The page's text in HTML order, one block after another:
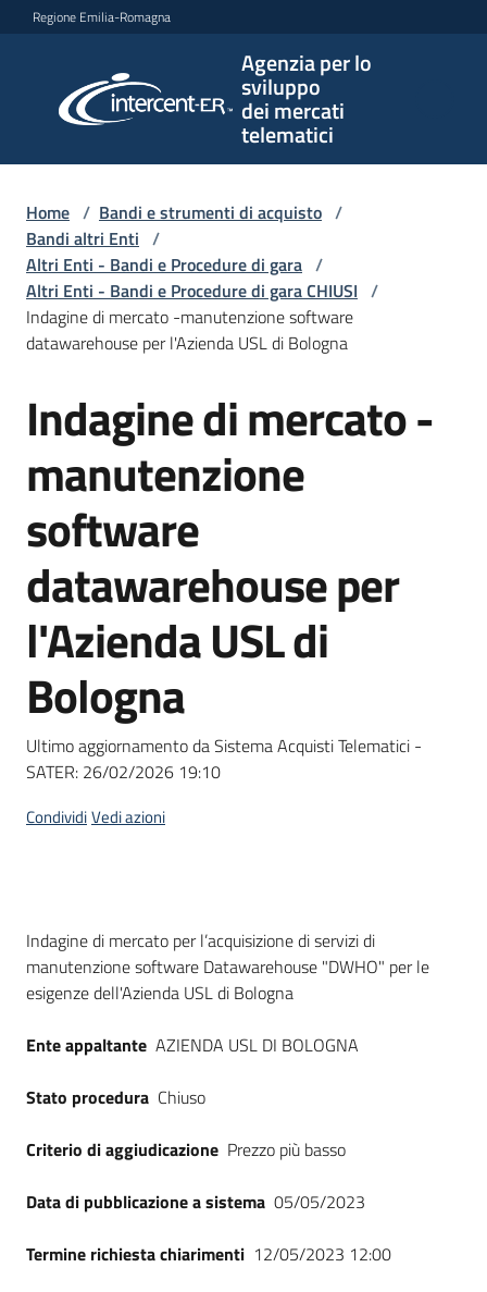
Vai al contenuto
Vai alla navigazione
Vai al footer
Regione Emilia-Romagna
Agenzia per lo
sviluppo
dei mercati
telematici
per lo
sviluppo
telematici
L'Agenzia
Bandi
di
Supporto
Piattaforme
telematiche
Seguici
Home / Bandi e strumenti di acquisto /
Bandi altri Enti /
Altri Enti - Bandi e Procedure di gara /
Altri Enti - Bandi e Procedure di gara CHIUSI /
Indagine di mercato -manutenzione software
datawarehouse per l'Azienda USL di Bologna
Salta al contenuto
Indagine di mercato -
manutenzione
software
datawarehouse per
l'Azienda USL di
Bologna
Ultimo aggiornamento da Sistema Acquisti Telematici -
SATER: 26/02/2026 19:10
CondividiVedi azioni
Dati del bando
Indagine di mercato per l’acquisizione di servizi di
manutenzione software Datawarehouse "DWHO" per le
esigenze dell'Azienda USL di Bologna
Ente appaltante AZIENDA USL DI BOLOGNA
Stato procedura Chiuso
Criterio di aggiudicazione Prezzo più basso
Data di pubblicazione a sistema 05/05/2023
Termine richiesta chiarimenti 12/05/2023 12:00